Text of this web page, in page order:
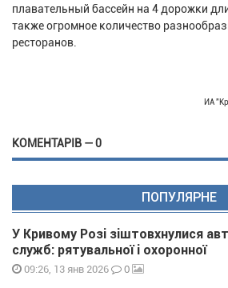
плавательный бассейн на 4 дорожки
также огромное количество
ресторанов.
ИА
КОМЕНТАРІВ — 0
ПОПУЛЯРНЕ
У Кривому Розі зіштовхнулися
служб: рятувальної і охоронної
09:26, 13 янв 2026 0